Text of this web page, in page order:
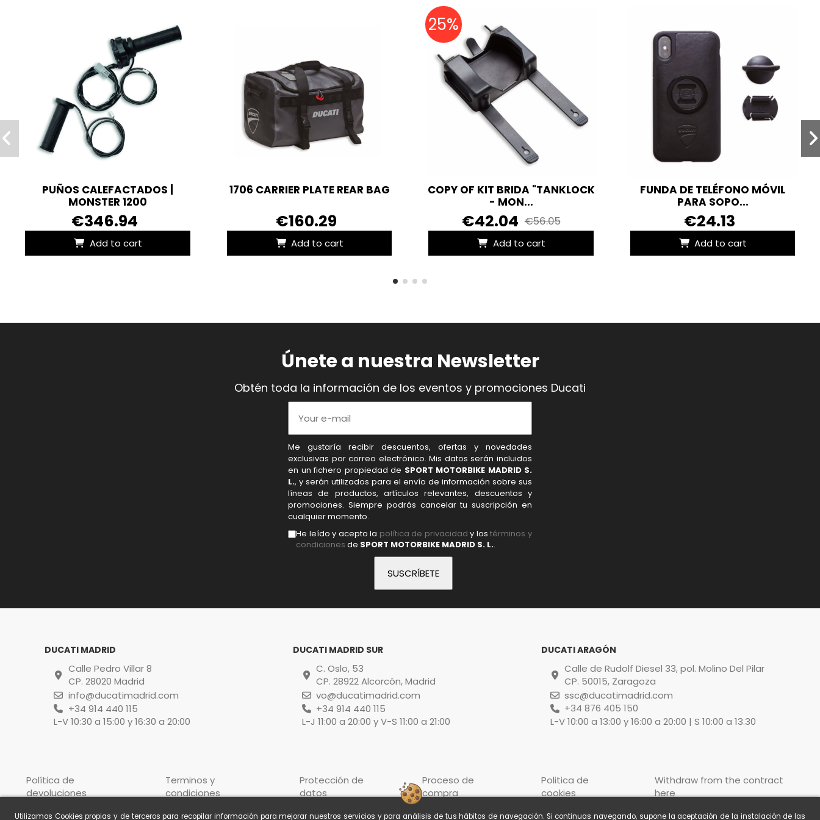
Utilizamos Cookies propias y de terceros para recopilar información para mejorar nuestros servicios y para análisis de tus hábitos de navegación. Si continuas navegando, supone la aceptación de la instalación de las
PUÑOS CALEFACTADOS |
MONSTER 1200
€346.94
Add to cart
1706 CARRIER PLATE REAR BAG
€160.29
Add to cart
COPY OF KIT BRIDA "TANKLOCK
- MON...
€42.04 €56.05
Add to cart
25%
FUNDA DE TELÉFONO MÓVIL
PARA SOPO...
€24.13
Add to cart
Únete a nuestra Newsletter
Obtén toda la información de los eventos y promociones Ducati
Me gustaría recibir descuentos, ofertas y novedades
exclusivas por correo electrónico. Mis datos serán incluidos
en un fichero propiedad de SPORT MOTORBIKE MADRID S.
L., y serán utilizados para el envío de información sobre sus
líneas de productos, artículos relevantes, descuentos y
promociones. Siempre podrás cancelar tu suscripción en
cualquier momento.
He leído y acepto la política de privacidad y lostérminos y
condiciones de SPORT MOTORBIKE MADRID S. L..
DUCATI MADRID
Calle Pedro Villar 8
CP. 28020 Madrid
info@ducatimadrid.com
+34 914 440 115
L-V 10:30 a 15:00 y 16:30 a 20:00
DUCATI MADRID SUR
C. Oslo, 53
CP. 28922 Alcorcón, Madrid
vo@ducatimadrid.com
+34 914 440 115
L-J 11:00 a 20:00 y V-S 11:00 a 21:00
DUCATI ARAGÓN
Calle de Rudolf Diesel 33, pol. Molino Del Pilar
CP. 50015, Zaragoza
ssc@ducatimadrid.com
+34 876 405 150
L-V 10:00 a 13:00 y 16:00 a 20:00 | S 10:00 a 13.30
Política de
devoluciones
Terminos y
condiciones
Protección de
datos
Proceso de
compra
Politica de
cookies
Withdraw from the contract
here